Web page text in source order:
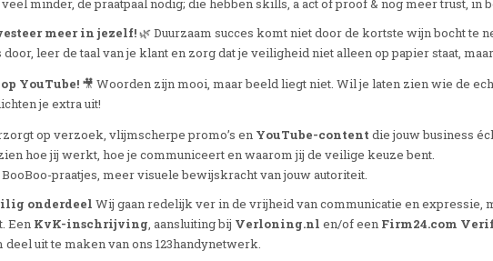
minder, de praatpaal nodig; die hebben skills, a act of proof & nog meer trust, in
meer in jezelf!🌿 Duurzaam succes komt niet door de kortste wijn bocht te
leer de taal van je klant en zorg dat je veiligheid niet alleen op papier staat,
YouTube! 🎥 Woorden zijn mooi, maar beeld liegt niet. Wil je laten zien wie de
je extra uit!
op verzoek, vlijmscherpe promo’s en YouTube-content die jouw business
hoe jij werkt, hoe je communiceert en waarom jij de veilige keuze bent.
praatjes, meer visuele bewijskracht van jouw autoriteit.
onderdeel Wij gaan redelijk ver in de vrijheid van communicatie en expressie,
Een KvK-inschrijving, aansluiting bij Verloning.nl en/of een Firm24.com
deel uit te maken van ons 123handynetwerk.